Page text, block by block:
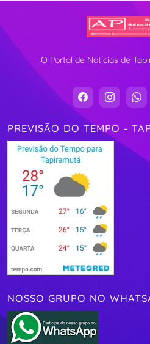
O Portal de Notícias de
PREVISÃO DO TEMPO -
NOSSO GRUPO NO